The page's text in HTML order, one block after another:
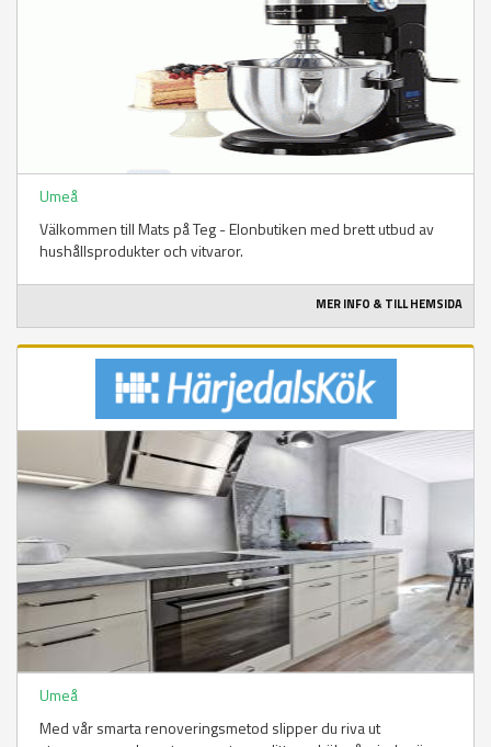
Umeå
Välkommen till Mats på Teg - Elonbutiken med brett utbud av
hushållsprodukter och vitvaror.
MER INFO & TILL HEMSIDA
Umeå
Med vår smarta renoveringsmetod slipper du riva ut